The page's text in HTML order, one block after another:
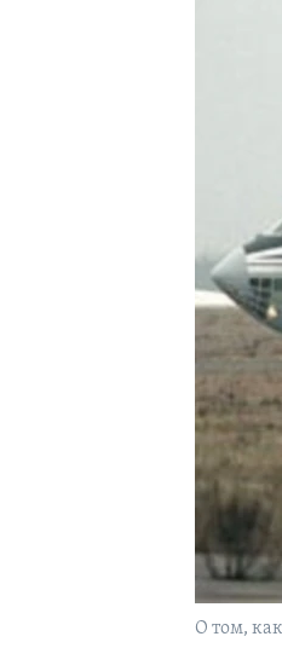
О том,